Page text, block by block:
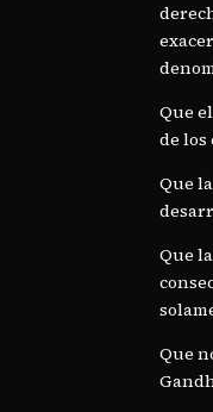
Que
de los
Que
Que
Que